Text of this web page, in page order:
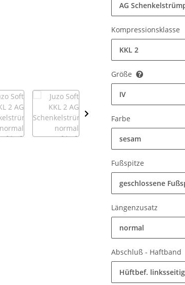
AG
Kompressionsklasse
KKL 2
Größe
IV
Farbe
sesam
Fußspitze
geschlossene
Längenzusatz
normal
Abschluß - Haftband
Hüftbef. linksseitig